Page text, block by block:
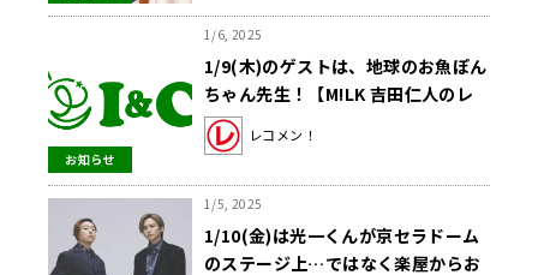
お知らせ
1/6, 2025
1/9(木)のゲストは、地球のお魚ぽん
ちゃん先生！【M!LK 吉田仁人のレ
コメン！】
レコメン！
1/5, 2025
1/10(金)は光一くんが京セラドーム
のステージ上…ではなく楽屋からお